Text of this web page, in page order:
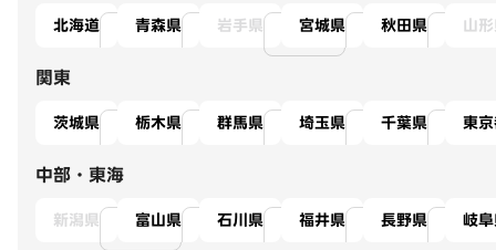
北海道 青森県 岩手県 宮城県 秋田県 山
関東
茨城県 栃木県 群馬県 埼玉県 千葉県 東
中部・東海
新潟県 富山県 石川県 福井県 長野県 岐